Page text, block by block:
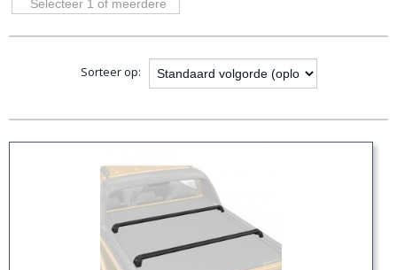
Selecteer 1 of meerdere
Sorteer op: